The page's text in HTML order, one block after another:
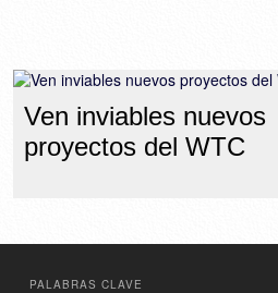
Ven inviables nuevos
proyectos del WTC
PALABRAS CLAVE